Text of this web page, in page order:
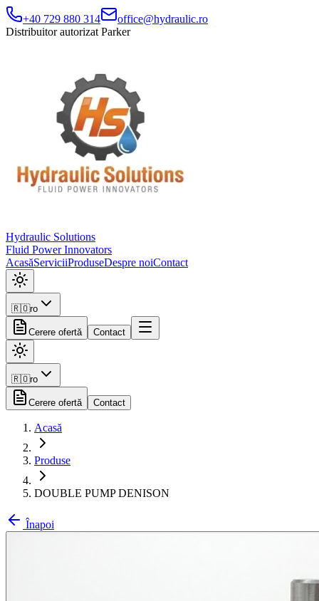
+40 729 880 314
office@hydraulic.ro
Distribuitor autorizat Parker
Hydraulic Solutions
Fluid Power Innovators
AcasăServiciiProduseDespre noiContact
🇷🇴ro
Cerere ofertă Contact
🇷🇴ro
Cerere ofertă Contact
Acasă
Produse
DOUBLE PUMP DENISON
Înapoi